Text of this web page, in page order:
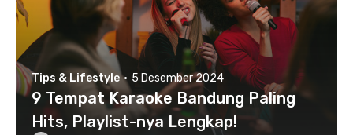
Tips & Lifestyle · 5 Desember 2024
9 Tempat Karaoke Bandung Paling
Hits, Playlist-nya Lengkap!